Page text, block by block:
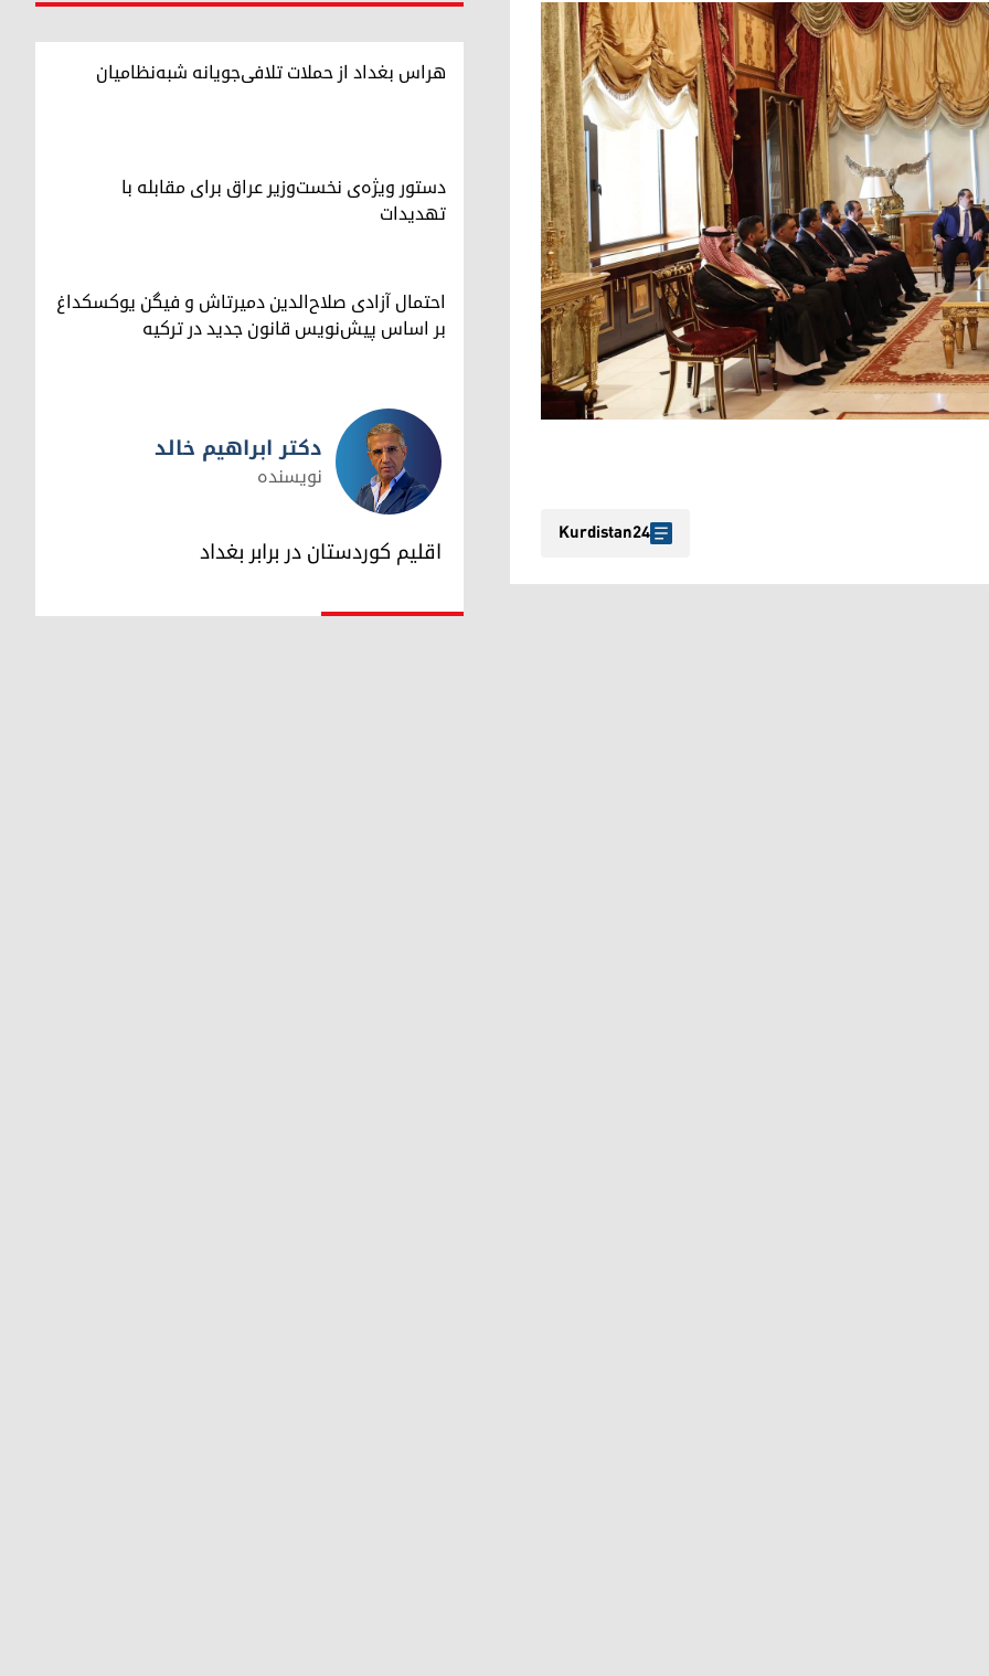
Kurdistan24
هراس بغداد از حملات تلافی‌جویانه شبه‌نظامیان
دستور ویژه‌ی نخست‌وزیر عراق برای مقابله با
تهدیدات
احتمال آزادی صلاح‌الدین دمیرتاش و فیگن یوکسکداغ
بر اساس پیش‌نویس قانون جدید در ترکیه
دکتر ابراهیم خالد
دکتر ابراهیم خالد
نویسنده
اقلیم کوردستان در برابر بغداد